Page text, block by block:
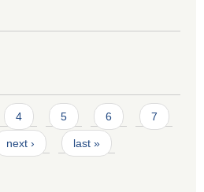
4 5 6 7
next › last »